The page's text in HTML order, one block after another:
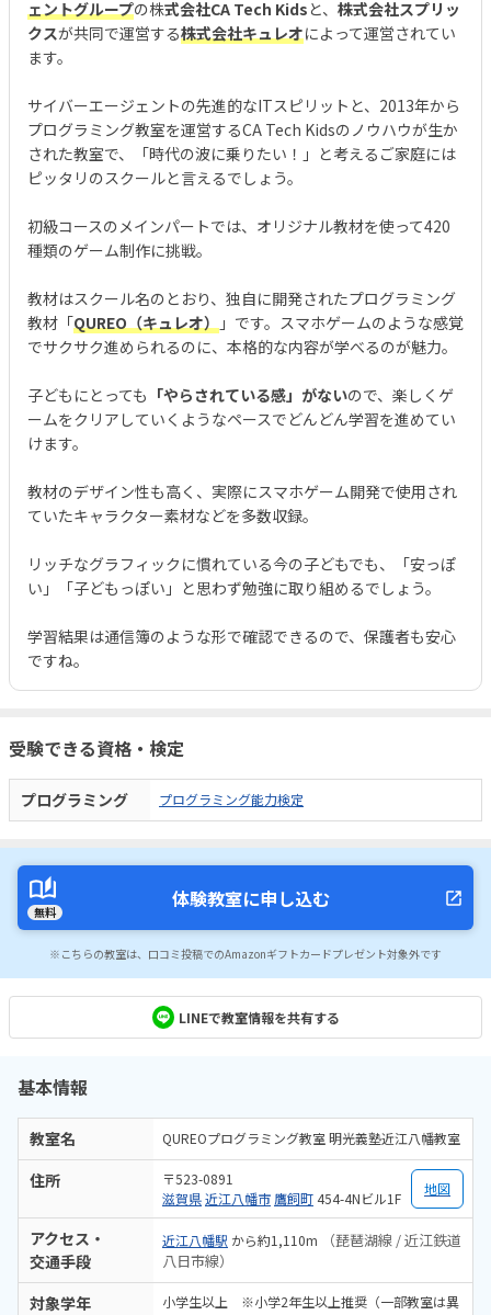
ェントグループの株式会社CA Tech Kids と、 株式会社スプリッ
クスが共同で運営する株式会社キュレオによって運営されてい
ます。
サイバーエージェントの先進的なITスピリットと、2013年から
プログラミング教室を運営するCA Tech Kidsのノウハウが生か
された教室で、「時代の波に乗りたい！」と考えるご家庭には
ピッタリのスクールと言えるでしょう。
初級コースのメインパートでは、オリジナル教材を使って420
種類のゲーム制作に挑戦。
教材はスクール名のとおり、独自に開発されたプログラミング
教材「QUREO（キュレオ） 」です。スマホゲームのような感覚
でサクサク進められるのに、本格的な内容が学べるのが魅力。
子どもにとっても 「やらされている感」がないので、楽しくゲ
ームをクリアしていくようなペースでどんどん学習を進めてい
けます。
教材のデザイン性も高く、実際にスマホゲーム開発で使用され
ていたキャラクター素材などを多数収録。
リッチなグラフィックに慣れている今の子どもでも、「安っぽ
い」「子どもっぽい」と思わず勉強に取り組めるでしょう。
学習結果は通信簿のような形で確認できるので、保護者も安心
ですね。
受験できる資格・検定
プログラミング プログラミング能力検定
無料
体験教室に申し込む
※こちらの教室は、口コミ投稿でのAmazonギフトカードプレゼント対象外です
LINEで教室情報を共有する
基本情報
教室名 QUREOプログラミング教室 明光義塾近江八幡教室
住所
〒523-0891
滋賀県近江八幡市 鷹飼町 454-4Nビル1F
地図
アクセス・
交通手段
近江八幡駅 から約1,110m
（琵琶湖線 / 近江鉄道
八日市線）
対象学年
小学生以上 ※小学2年生以上推奨（一部教室は異